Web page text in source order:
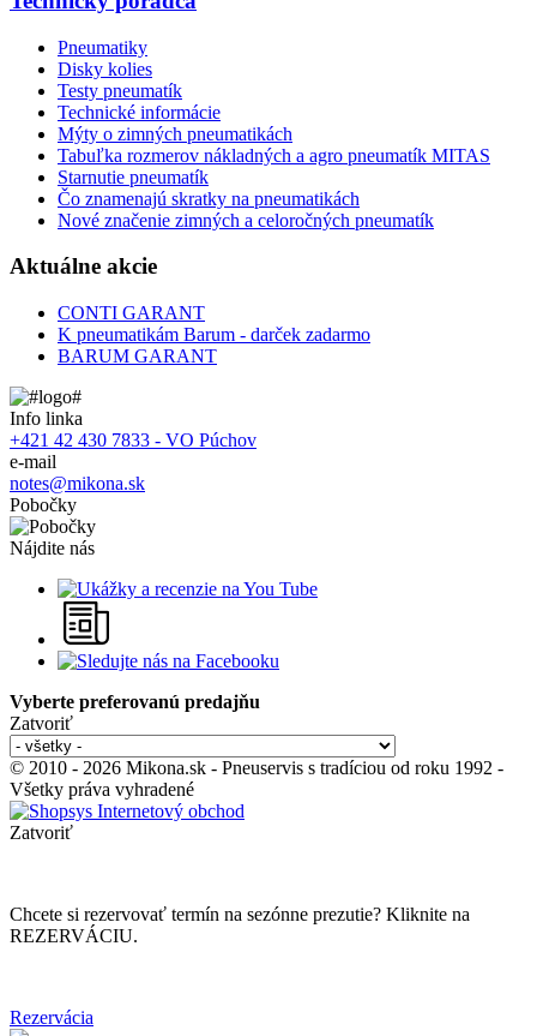
Pneumatiky
Disky kolies
Testy pneumatík
Technické informácie
Mýty o zimných pneumatikách
Tabuľka rozmerov nákladných a agro pneumatík MITAS
Starnutie pneumatík
Čo znamenajú skratky na pneumatikách
Nové značenie zimných a celoročných pneumatík
Aktuálne akcie
CONTI GARANT
K pneumatikám Barum - darček zadarmo
BARUM GARANT
Info linka
+421 42 430 7833 - VO Púchov
e-mail
notes@mikona.sk
Pobočky
Nájdite nás
Vyberte preferovanú predajňu
Zatvoriť
© 2010 - 2026 Mikona.sk - Pneuservis s tradíciou od roku 1992 -
Všetky práva vyhradené
Zatvoriť
Chcete si rezervovať termín na sezónne prezutie? Kliknite na
REZERVÁCIU.
Rezervácia